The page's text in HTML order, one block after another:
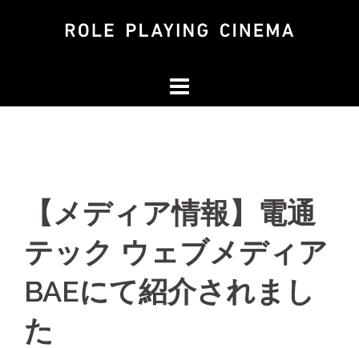
【メディア情報】電通
テック ウェブメディア
BAEにて紹介されまし
た